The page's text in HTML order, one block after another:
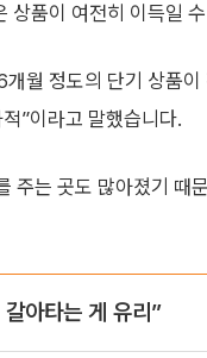
상품이 여전히 이득일
월 정도의 단기 상품이
”이라고 말했습니다.
주는 곳도 많아졌기 때
아타는 게 유리”